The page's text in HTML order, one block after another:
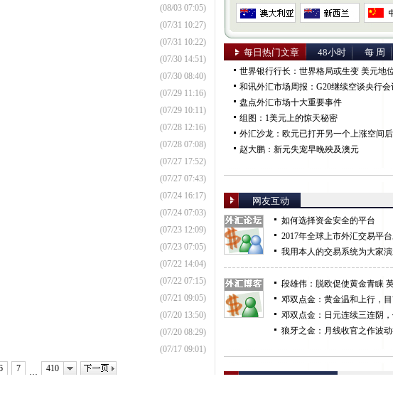
(08/03 07:05)
(07/31 10:27)
(07/31 10:22)
(07/30 14:51)
(07/30 08:40)
(07/29 11:16)
(07/29 10:11)
(07/28 12:16)
(07/28 07:08)
(07/27 17:52)
(07/27 07:43)
(07/24 16:17)
(07/24 07:03)
(07/23 12:09)
(07/23 07:05)
(07/22 14:04)
(07/22 07:15)
(07/21 09:05)
(07/20 13:50)
(07/20 08:29)
(07/17 09:01)
7 … 410
下一页
每日热门文章 48小时 每 周
世界银行行长：世界格局或生变 美元地
和讯外汇市场周报：G20继续空谈央行
市场
盘点外汇市场十大重要事件
组图：1美元上的惊天秘密
外汇沙龙：欧元已打开另一个上涨空间
赵大鹏：新元失宠早晚殃及澳元
网友互动
如何选择资金安全的平台
2017年全球上市外汇交易平
我用本人的交易系统为大家
段雄伟：脱欧促使黄金青睐
反击
邓双点金：黄金温和上行，
不是最好时机
邓双点金：日元连续三连阴
高做空
狼牙之金：月线收官之作波